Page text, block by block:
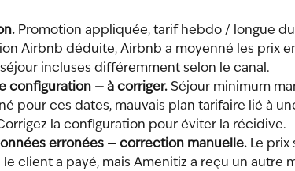
Promotion appliquée, tarif hebdo / longue
Airbnb déduite, Airbnb a moyenné les prix
incluses différemment selon le canal.
configuration — à corriger. Séjour minimum
pour ces dates, mauvais plan tarifaire lié à
la configuration pour éviter la récidive.
erronées — correction manuelle. Le prix
client a payé, mais Amenitiz a reçu un autre